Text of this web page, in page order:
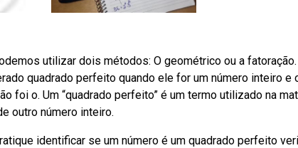
utilizar dois métodos: O geométrico ou a fatoração.
quadrado perfeito quando ele for um número inteiro e
foi o. Um “quadrado perfeito” é um termo utilizado na
outro número inteiro.
identificar se um número é um quadrado perfeito